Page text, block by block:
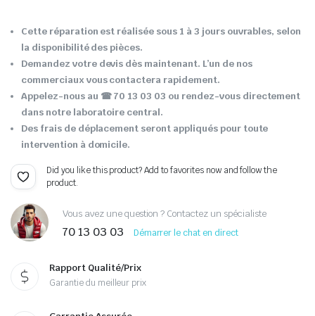
Cette réparation est réalisée sous 1 à 3 jours ouvrables, selon
la disponibilité des pièces.
Demandez votre devis dès maintenant. L’un de nos
commerciaux vous contactera rapidement.
Appelez-nous au ☎ 70 13 03 03 ou rendez-vous directement
dans notre laboratoire central.
Des frais de déplacement seront appliqués pour toute
intervention à domicile.
Did you like this product? Add to favorites now and follow the
product.
Vous avez une question ? Contactez un spécialiste
70 13 03 03 Démarrer le chat en direct
Rapport Qualité/Prix
Garantie du meilleur prix